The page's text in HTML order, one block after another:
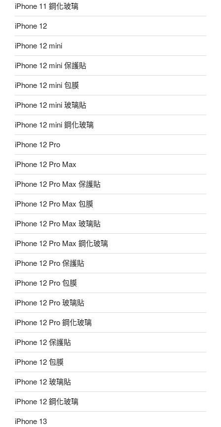
iPhone 11 鋼化玻璃
iPhone 12
iPhone 12 mini
iPhone 12 mini 保護貼
iPhone 12 mini 包膜
iPhone 12 mini 玻璃貼
iPhone 12 mini 鋼化玻璃
iPhone 12 Pro
iPhone 12 Pro Max
iPhone 12 Pro Max 保護貼
iPhone 12 Pro Max 包膜
iPhone 12 Pro Max 玻璃貼
iPhone 12 Pro Max 鋼化玻璃
iPhone 12 Pro 保護貼
iPhone 12 Pro 包膜
iPhone 12 Pro 玻璃貼
iPhone 12 Pro 鋼化玻璃
iPhone 12 保護貼
iPhone 12 包膜
iPhone 12 玻璃貼
iPhone 12 鋼化玻璃
iPhone 13